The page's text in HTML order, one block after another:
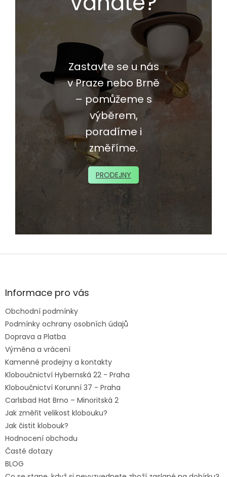
Zastavte se u nás
v Praze nebo Brně
– pomůžeme s
výběrem,
poradíme i
změříme.
PRODEJNY
Z
aInformace pro vás
Obchodní podmínky
Podmínky ochrany osobních údajů
Doprava a Platba
Výměna a vrácení
Kamenné prodejny a kontakty
Kloboučnictví Hybernská 22 - Praha
Kloboučnictví Korunní 37 - Praha
Carlsbad Hat Brno – Minoritská 2
Jak změřit velikost klobouku?
Jak čistit klobouk?
Hodnocení obchodu
Časté dotazy
BLOG